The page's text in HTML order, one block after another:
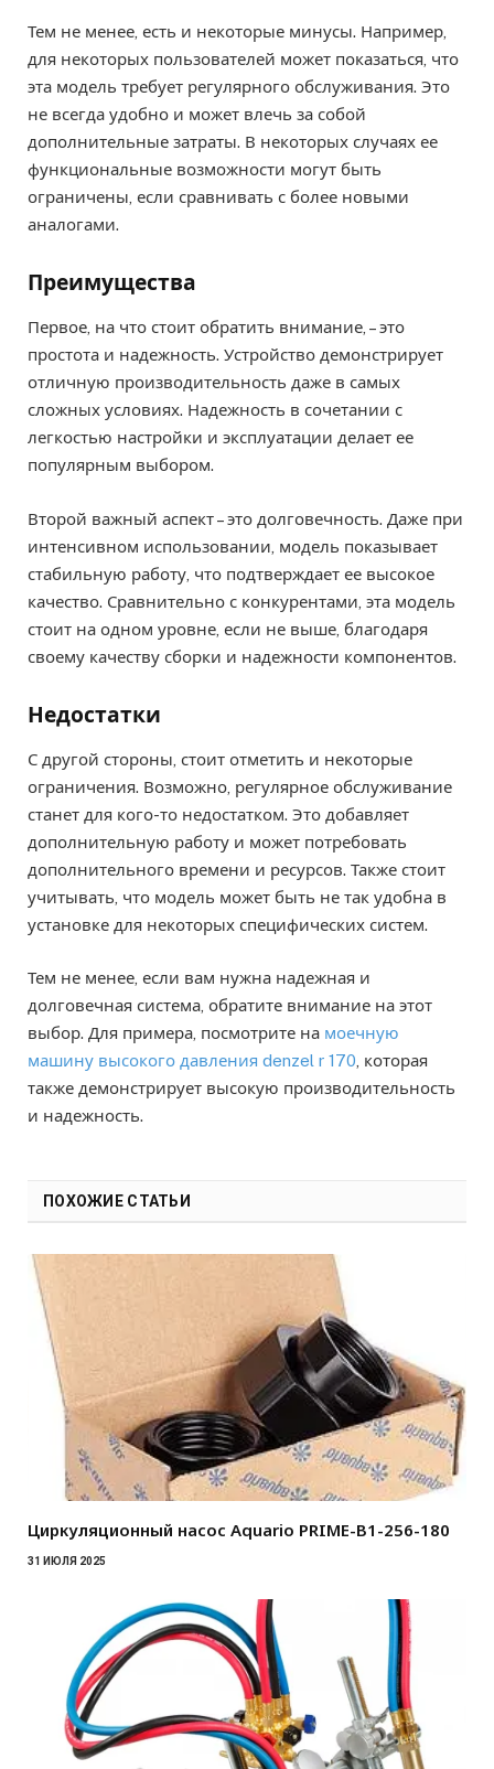
Тем не менее, есть и некоторые минусы. Например,
для некоторых пользователей может показаться, что
эта модель требует регулярного обслуживания. Это
не всегда удобно и может влечь за собой
дополнительные затраты. В некоторых случаях ее
функциональные возможности могут быть
ограничены, если сравнивать с более новыми
аналогами.
Преимущества
Первое, на что стоит обратить внимание, – это
простота и надежность. Устройство демонстрирует
отличную производительность даже в самых
сложных условиях. Надежность в сочетании с
легкостью настройки и эксплуатации делает ее
популярным выбором.
Второй важный аспект – это долговечность. Даже при
интенсивном использовании, модель показывает
стабильную работу, что подтверждает ее высокое
качество. Сравнительно с конкурентами, эта модель
стоит на одном уровне, если не выше, благодаря
своему качеству сборки и надежности компонентов.
Недостатки
С другой стороны, стоит отметить и некоторые
ограничения. Возможно, регулярное обслуживание
станет для кого-то недостатком. Это добавляет
дополнительную работу и может потребовать
дополнительного времени и ресурсов. Также стоит
учитывать, что модель может быть не так удобна в
установке для некоторых специфических систем.
Тем не менее, если вам нужна надежная и
долговечная система, обратите внимание на этот
выбор. Для примера, посмотрите на моечную
машину высокого давления denzel r 170 , которая
также демонстрирует высокую производительность
и надежность.
ПОХОЖИЕ СТАТЬИ
Циркуляционный насос Aquario PRIME-B1-256-180
31 ИЮЛЯ 2025